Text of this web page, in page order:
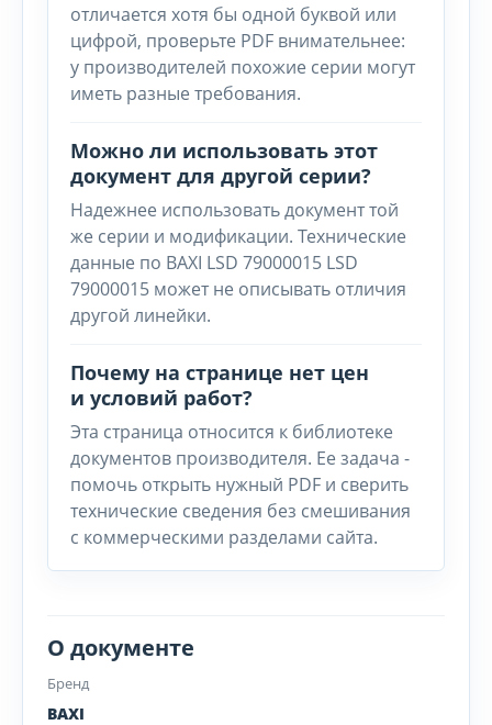
отличается хотя бы одной буквой или
цифрой, проверьте PDF внимательнее:
у производителей похожие серии могут
иметь разные требования.
Можно ли использовать этот
документ для другой серии?
Надежнее использовать документ той
же серии и модификации. Технические
данные по BAXI LSD 79000015 LSD
79000015 может не описывать отличия
другой линейки.
Почему на странице нет цен
и условий работ?
Эта страница относится к библиотеке
документов производителя. Ее задача -
помочь открыть нужный PDF и сверить
технические сведения без смешивания
с коммерческими разделами сайта.
О документе
Бренд
BAXI